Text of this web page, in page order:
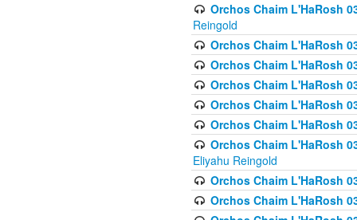
Orchos Chaim L'HaRosh
Reingold
Orchos Chaim L'HaRosh
Orchos Chaim L'HaRosh
Orchos Chaim L'HaRosh
Orchos Chaim L'HaRosh
Orchos Chaim L'HaRosh
Orchos Chaim L'HaRosh
Eliyahu Reingold
Orchos Chaim L'HaRosh
Orchos Chaim L'HaRosh